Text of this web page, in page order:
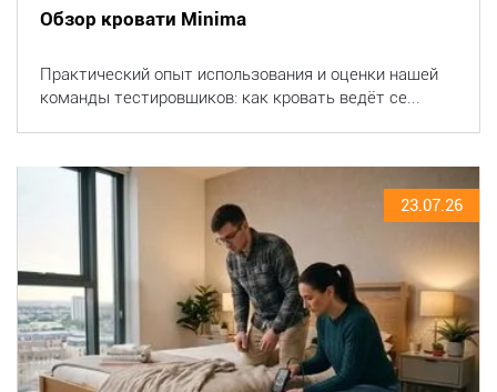
Обзор кровати Minima
Практический опыт использования и оценки нашей
команды тестировщиков: как кровать ведёт се...
23.07.26